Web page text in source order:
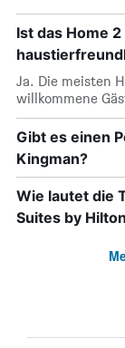
Ist das Home
Ja. Die meisten
willkommene
Gibt es einen
Kingman?
Wie lautet die
Suites by